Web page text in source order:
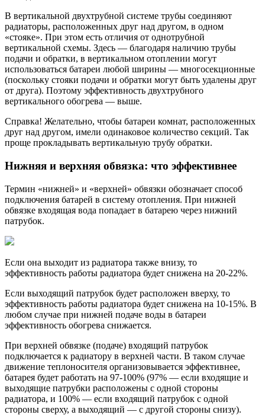
В вертикальной двухтрубной системе трубы соединяют
радиаторы, расположенных друг над другом, в одном
«стояке». При этом есть отличия от однотрубной
вертикальной схемы. Здесь — благодаря наличию трубы
подачи и обратки, в вертикальном отоплении могут
использоваться батареи любой ширины — многосекционные
(поскольку стояки подачи и обратки могут быть удалены друг
от друга). Поэтому эффективность двухтрубного
вертикального обогрева — выше.
Справка! Желательно, чтобы батареи комнат, расположенных
друг над другом, имели одинаковое количество секций. Так
проще прокладывать вертикальную трубу обратки.
Нижняя и верхняя обвязка: что эффективнее
Термин «нижней» и «верхней» обвязки обозначает способ
подключения батарей в систему отопления. При нижней
обвязке входящая вода попадает в батарею через нижний
патрубок.
Если она выходит из радиатора также внизу, то
эффективность работы радиатора будет снижена на 20-22%.
Если выходящий патрубок будет расположен вверху, то
эффективность работы радиатора будет снижена на 10-15%. В
любом случае при нижней подаче воды в батареи
эффективность обогрева снижается.
При верхней обвязке (подаче) входящий патрубок
подключается к радиатору в верхней части. В таком случае
движение теплоносителя организовывается эффективнее,
батарея будет работать на 97-100% (97% — если входящие и
выходящие патрубки расположены с одной стороны
радиатора, и 100% — если входящий патрубок с одной
стороны сверху, а выходящий — с другой стороны снизу).